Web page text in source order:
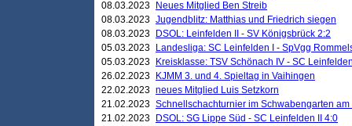
08.03.2023
Neues Mitglied Ben Streib
08.03.2023 Jugendblitz: Matthias und Friedrich siegen
08.03.2023
DSOL: Leinfelden II - SV Königsbrück 2:2
05.03.2023
Landesliga: SC Leinfelden I - SpVgg
05.03.2023
Kreisklasse: TSV Schönach IV - SC
26.02.2023
KJMM 3. und 4. Spieltag in Vaihingen
22.02.2023 neues Mitglied Luis Setzkorn
21.02.2023 Schnellschachturnier im Schwabengarten
21.02.2023
DSOL: SG Lippe Süd - SC Leinfelden II 4:0